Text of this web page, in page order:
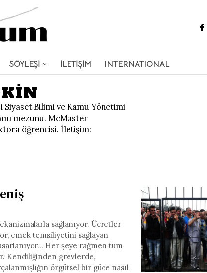
SÖYLEŞİ İLETİŞİM INTERNATIONAL
Bilimi ve Kamu Yönetimi
mezunu. McMaster
öğrencisi. İletişim:
sağlanıyor. Ücretler
emek temsiliyetini sağlayan
Her şeye rağmen tüm
Kendiliğinden grevlerde,
örgütsel bir güce nasıl